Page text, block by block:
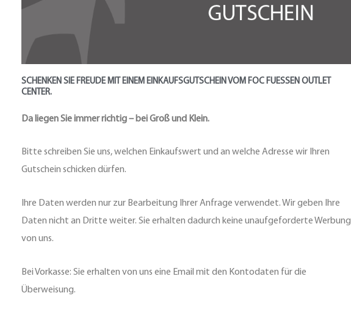
SCHENKEN SIE FREUDE MIT EINEM EINKAUFSGUTSCHEIN VOM FOC FUESSEN OUTLET
CENTER.
Da liegen Sie immer richtig – bei Groß und Klein.
Bitte schreiben Sie uns, welchen Einkaufswert und an welche Adresse wir Ihren
Gutschein schicken dürfen.
Ihre Daten werden nur zur Bearbeitung Ihrer Anfrage verwendet. Wir geben Ihre
Daten nicht an Dritte weiter. Sie erhalten dadurch keine unaufgeforderte Werbung
von uns.
Bei Vorkasse: Sie erhalten von uns eine Email mit den Kontodaten für die
Überweisung.